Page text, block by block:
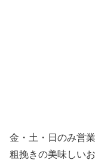
金・土・日のみ営業
粗挽きの美味しい